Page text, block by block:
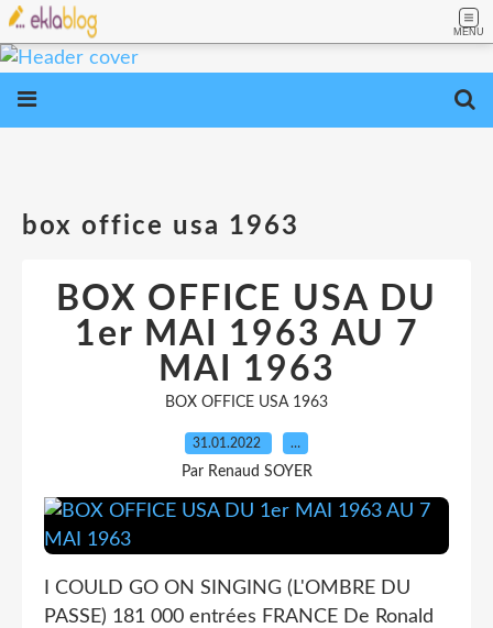
MENU
box office usa 1963
BOX OFFICE USA DU
1er MAI 1963 AU 7
MAI 1963
BOX OFFICE USA 1963
31.01.2022 …
Par Renaud SOYER
I COULD GO ON SINGING (L'OMBRE DU
PASSE) 181 000 entrées FRANCE De Ronald